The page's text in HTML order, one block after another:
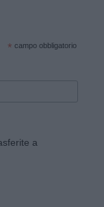
* campo obbligatorio
a